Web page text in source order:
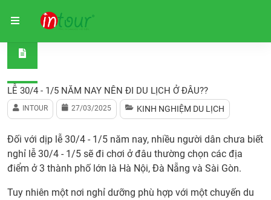
Trang chủ Kinh nghiệm du lịch
LỄ 30/4 - 1/5 NĂM NAY NÊN ĐI DU LỊCH Ở ĐÂU??
INTOUR 27/03/2025 KINH NGHIỆM DU LỊCH
Đối với dịp lễ 30/4 - 1/5 năm nay, nhiều người dân chưa biết
nghỉ lễ 30/4 - 1/5 sẽ đi chơi ở đâu thường chọn các địa
điểm ở 3 thành phố lớn là Hà Nội, Đà Nẵng và Sài Gòn.
Tuy nhiên một nơi nghỉ dưỡng phù hợp với một chuyến du